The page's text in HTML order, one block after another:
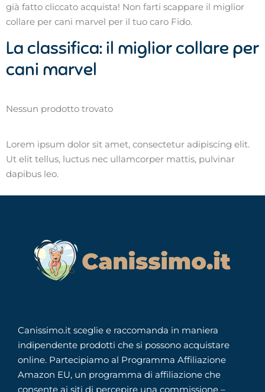
già fatto cliccato acquista! Non farti scappare il miglior
collare per cani marvel per il tuo caro Fido.
La classifica: il miglior collare per
cani marvel
Nessun prodotto trovato
Lorem ipsum dolor sit amet, consectetur adipiscing elit.
Ut elit tellus, luctus nec ullamcorper mattis, pulvinar
dapibus leo.
Canissimo.it sceglie e raccomanda in maniera
indipendente prodotti che si possono acquistare
online. Partecipiamo al Programma Affiliazione
Amazon EU, un programma di affiliazione che
consente ai siti di percepire una commissione –